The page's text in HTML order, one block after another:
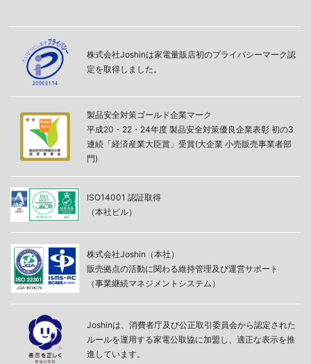
株式会社Joshinは家電量販店初のプライバシーマーク認
定を取得しました。
製品安全対策ゴールド企業マーク
平成20・22・24年度 製品安全対策優良企業表彰 初の3
連続「経済産業大臣賞」受賞(大企業 小売販売事業者部
門)
ISO14001 認証取得
（本社ビル）
株式会社Joshin（本社）
販売拠点の活動に関わる維持管理及び運営サポート
（事業継続マネジメントシステム）
Joshinは、消費者庁及び公正取引委員会から認定された
ルールを運用する家電公取協に加盟し、適正な表示を推
進しています。